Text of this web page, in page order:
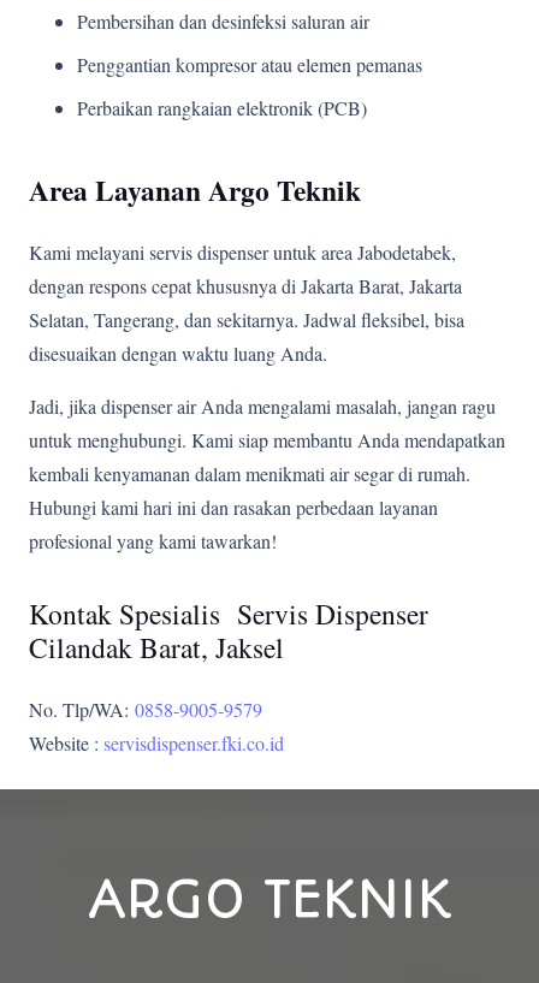
Pembersihan dan desinfeksi saluran air
Penggantian kompresor atau elemen pemanas
Perbaikan rangkaian elektronik (PCB)
Area Layanan Argo Teknik
Kami melayani servis dispenser untuk area Jabodetabek,
dengan respons cepat khususnya di Jakarta Barat, Jakarta
Selatan, Tangerang, dan sekitarnya. Jadwal fleksibel, bisa
disesuaikan dengan waktu luang Anda.
Jadi, jika dispenser air Anda mengalami masalah, jangan ragu
untuk menghubungi. Kami siap membantu Anda mendapatkan
kembali kenyamanan dalam menikmati air segar di rumah.
Hubungi kami hari ini dan rasakan perbedaan layanan
profesional yang kami tawarkan!
Kontak Spesialis Servis Dispenser
Cilandak Barat, Jaksel
No. Tlp/WA: 0858-9005-9579
Website : servisdispenser.fki.co.id
ARGO TEKNIK